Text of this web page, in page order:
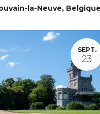
la-Neuve, Belgique
SEPT.
23